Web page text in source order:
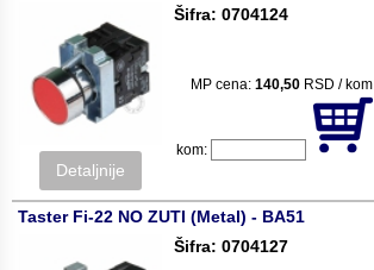
Detaljnije
Šifra: 0704124
MP cena: 140,50 RSD / kom
kom:
Taster Fi-22 NO ZUTI (Metal) - BA51
Šifra: 0704127